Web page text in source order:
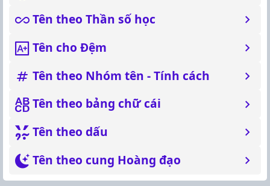
Tên theo Thần số học
Tên cho Đệm
Tên theo Nhóm tên - Tính cách
Tên theo bảng chữ cái
Tên theo dấu
Tên theo cung Hoàng đạo